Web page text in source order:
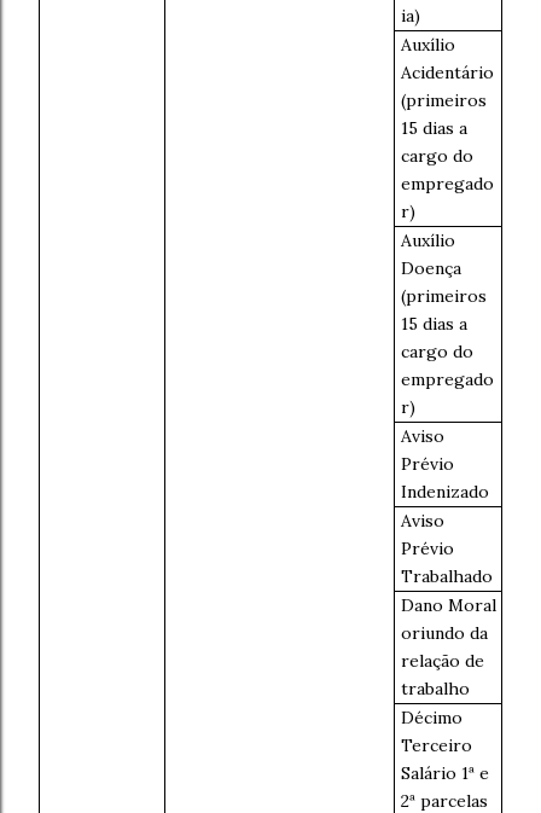
ia)
Auxílio
Acidentário
(primeiros
15 dias a
cargo do
empregado
r)
Auxílio
Doença
(primeiros
15 dias a
cargo do
empregado
r)
Aviso
Prévio
Indenizado
Aviso
Prévio
Trabalhado
Dano Moral
oriundo da
relação de
trabalho
Décimo
Terceiro
Salário 1ª e
2ª parcelas